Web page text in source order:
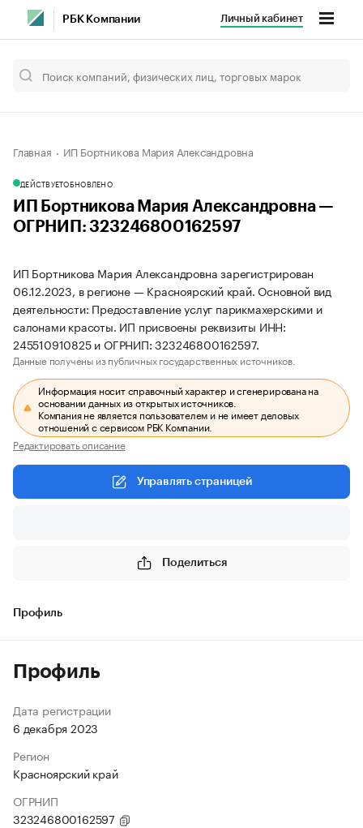
РБК Компании Личный кабинет
Главная ИП Бортникова Мария Александровна
ДЕЙСТВУЕТОБНОВЛЕНО
ИП Бортникова Мария Александровна —
ОГРНИП: 323246800162597
ИП Бортникова Мария Александровна зарегистрирован
06.12.2023, в регионе — Красноярский край. Основной вид
деятельности: Предоставление услуг парикмахерскими и
салонами красоты. ИП присвоены реквизиты ИНН:
245510910825 и ОГРНИП: 323246800162597.
Данные получены из публичных государственных источников.
Информация носит справочный характер и сгенерирована на
основании данных из открытых источников.
Компания не является пользователем и не имеет деловых
отношений с сервисом РБК Компании.
Редактировать описание
Управлять страницей
Поделиться
Профиль
Профиль
Дата регистрации
6 декабря 2023
Регион
Красноярский край
ОГРНИП
323246800162597